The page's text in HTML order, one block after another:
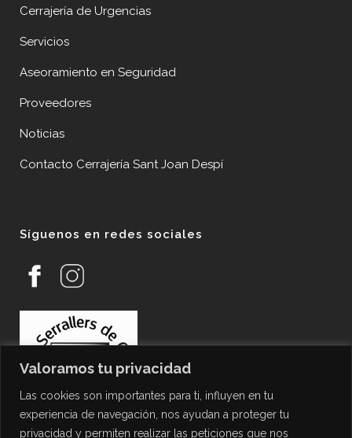
Valoramos tu privacidad
Las cookies son importantes para ti, influyen en tu
experiencia de navegación, nos ayudan a proteger tu
privacidad y permiten realizar las peticiones que nos
Cerrajería de Urgencias
Servicios
Aseoramiento en Seguridad
Proveedores
Noticias
Contacto Cerrajería Sant Joan Despí
Síguenos en redes sociales